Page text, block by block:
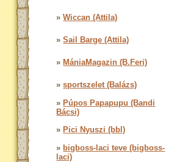
»Wiccan (Attila)
»Sail Barge (Attila)
» MániaMagazin (B.Feri)
»sportszelet (Balázs)
» Púpos Papapupu (Bandi
Bácsi)
» Pici Nyuszi (bbl)
» bigboss-laci teve (bigboss-
laci)